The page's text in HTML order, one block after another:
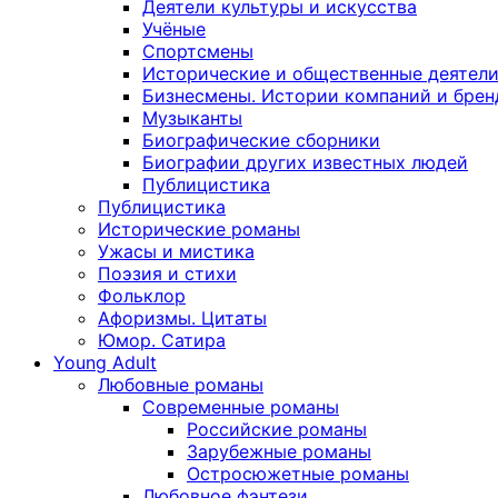
Деятели культуры и искусства
Учёные
Спортсмены
Исторические и общественные деятели
Бизнесмены. Истории компаний и
Музыканты
Биографические сборники
Биографии других известных людей
Публицистика
Публицистика
Исторические романы
Ужасы и мистика
Поэзия и стихи
Фольклор
Афоризмы. Цитаты
Юмор. Сатира
Young Adult
Любовные романы
Современные романы
Российские романы
Зарубежные романы
Остросюжетные романы